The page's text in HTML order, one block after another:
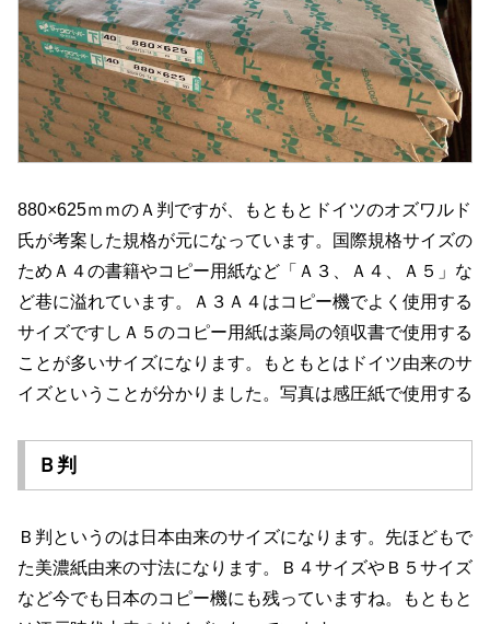
880×625ｍｍのＡ判ですが、もともとドイツのオズワルド
氏が考案した規格が元になっています。国際規格サイズの
ためＡ４の書籍やコピー用紙など「Ａ３、Ａ４、Ａ５」な
ど巷に溢れています。Ａ３Ａ４はコピー機でよく使用する
サイズですしＡ５のコピー用紙は薬局の領収書で使用する
ことが多いサイズになります。もともとはドイツ由来のサ
イズということが分かりました。写真は感圧紙で使用する
Ｂ判
Ｂ判というのは日本由来のサイズになります。先ほどもで
た美濃紙由来の寸法になります。Ｂ４サイズやＢ５サイズ
など今でも日本のコピー機にも残っていますね。もともと